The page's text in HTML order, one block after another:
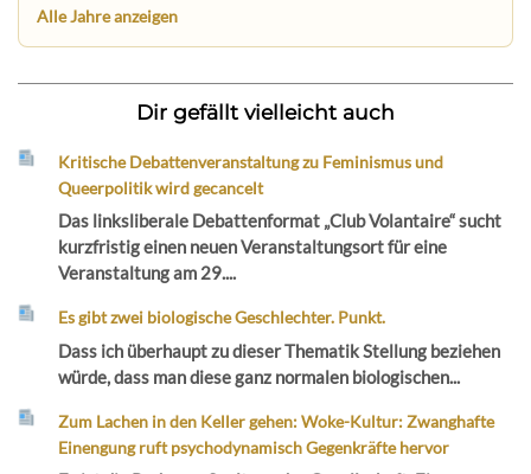
Alle Jahre anzeigen
Dir gefällt vielleicht auch
Kritische Debattenveranstaltung zu Feminismus und
Queerpolitik wird gecancelt
Das linksliberale Debattenformat „Club Volantaire“ sucht
kurzfristig einen neuen Veranstaltungsort für eine
Veranstaltung am 29....
Es gibt zwei biologische Geschlechter. Punkt.
Dass ich überhaupt zu dieser Thematik Stellung beziehen
würde, dass man diese ganz normalen biologischen...
Zum Lachen in den Keller gehen: Woke-Kultur: Zwanghafte
Einengung ruft psychodynamisch Gegenkräfte hervor